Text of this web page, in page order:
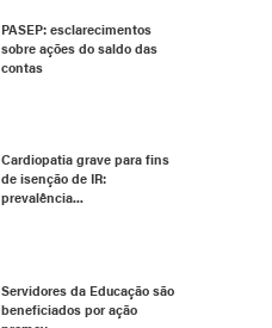
PASEP: esclarecimentos
sobre ações do saldo das
contas
Cardiopatia grave para fins
de isenção de IR:
prevalência...
Servidores da Educação são
beneficiados por ação